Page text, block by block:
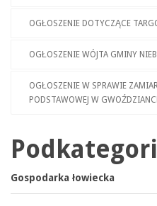
OGŁOSZENIE DOTYCZĄCE
OGŁOSZENIE WÓJTA GMINY
OGŁOSZENIE W SPRAWIE
PODSTAWOWEJ W
Gospodarka łowiecka